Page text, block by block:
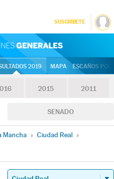
SUSCRÍBETE
2019 MAPA ESCAÑOS
2015 2011
SENADO
Mancha » Ciudad Real »